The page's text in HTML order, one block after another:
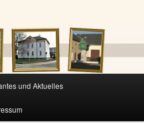
und Aktuelles